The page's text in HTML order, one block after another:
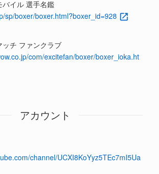
バイル 選手名鑑
sp/boxer/boxer.html?boxer_id=928
ッチ ファンクラブ
com/excitefan/boxer/boxer_ioka.ht
アカウント
channel/UCXI8KoYyz5TEc7mI5Ua